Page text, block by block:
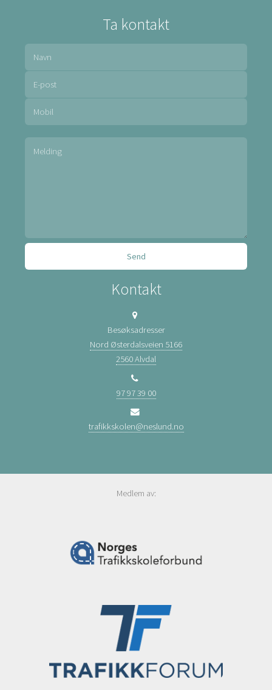
Ta kontakt
Kontakt
Besøksadresser
Nord Østerdalsveien 5166
2560 Alvdal
97 97 39 00
trafikkskolen@neslund.no
Medlem av: